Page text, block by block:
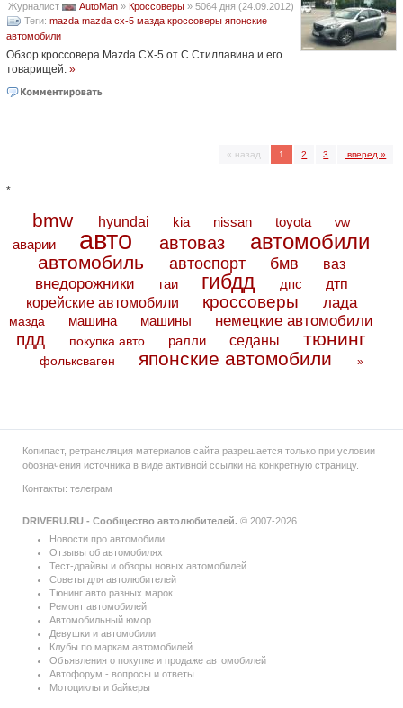
Журналист AutoMan» Кроссоверы» 5064 дня (24.09.2012)
Теги: mazda mazda cx-5 мазда кроссоверы японские
автомобили
Обзор кроссовера Mazda CX-5 от С.Стиллавина и его
товарищей. »
« назад 1 2 3 вперед »
*
bmw hyundai kia nissan toyota vw
аварии авто автоваз автомобили
автомобиль автоспорт бмв ваз
внедорожники гаи гибдд дпс дтп
корейские автомобили кроссоверы лада
мазда машина машины немецкие автомобили
пдд покупка авто ралли седаны тюнинг
фольксваген японские автомобили »
Копипаст, ретрансляция материалов сайта разрешается только при условии
обозначения источника в виде активной ссылки на конкретную страницу.
Контакты: телеграм
DRIVERU.RU - Сообщество автолюбителей. © 2007-2026
Новости про автомобили
Отзывы об автомобилях
Тест-драйвы и обзоры новых автомобилей
Советы для автолюбителей
Тюнинг авто разных марок
Ремонт автомобилей
Автомобильный юмор
Девушки и автомобили
Клубы по маркам автомобилей
Объявления о покупке и продаже автомобилей
Автофорум - вопросы и ответы
Мотоциклы и байкеры